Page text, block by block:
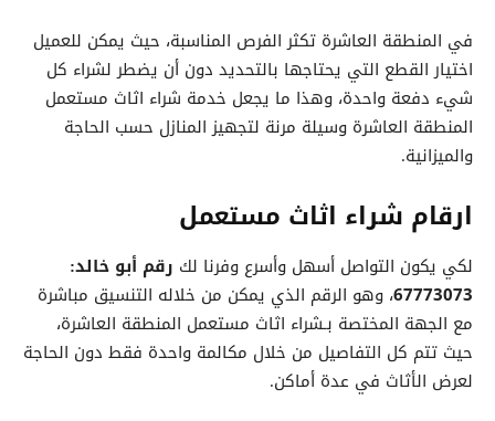
في المنطقة العاشرة تكثر الفرص المناسبة، حيث يمكن للعميل
اختيار القطع التي يحتاجها بالتحديد دون أن يضطر لشراء كل
شيء دفعة واحدة، وهذا ما يجعل خدمة شراء اثاث مستعمل
المنطقة العاشرة وسيلة مرنة لتجهيز المنازل حسب الحاجة
والميزانية.
ارقام شراء اثاث مستعمل
لكي يكون التواصل أسهل وأسرع وفرنا لك رقم أبو خالد:
67773073، وهو الرقم الذي يمكن من خلاله التنسيق مباشرة
مع الجهة المختصة بـشراء اثاث مستعمل المنطقة العاشرة،
حيث تتم كل التفاصيل من خلال مكالمة واحدة فقط دون الحاجة
لعرض الأثاث في عدة أماكن.